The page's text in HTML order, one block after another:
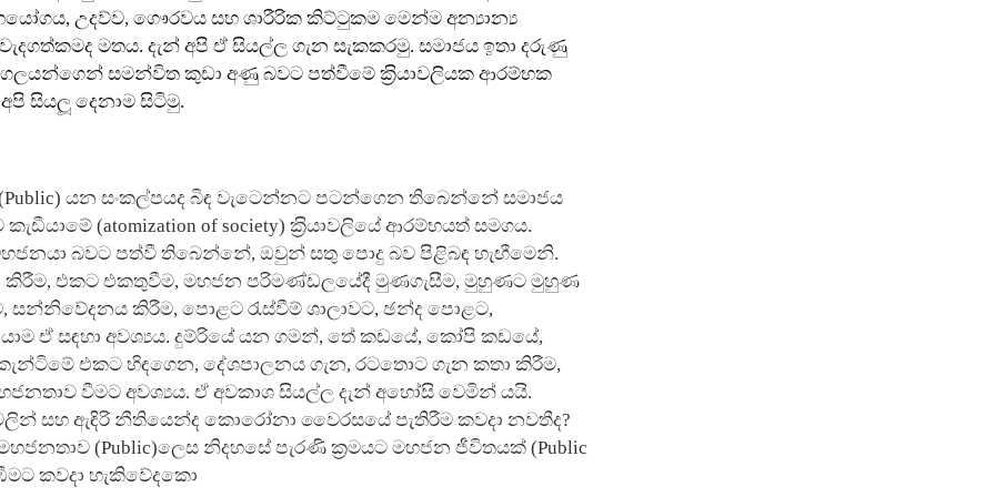
උදව්ව, ගෞරවය සහ ශාරීරික කිට්ටුකම මෙන්ම අන්‍යාන්‍ය
වැදගත්කමද මතය. දැන් අපි ඒ සියල්ල ගැන සැකකරමු. සමාජය ඉතා දරුණු
සමන්විත කුඩා අණු බවට පත්වීමේ ක‍්‍රියාවලියක ආරම්භක
සියලූ දෙනාම සිටිමු.
(Public) යන සංකල්පයද බිඳ වැටෙන්නට පටන්ගෙන තිබෙන්නේ සමාජය
කැඩීයාමේ (atomization of society) ක‍්‍රියාවලියේ ආරම්භයත් සමගය.
බවට පත්වී තිබෙන්නේ, ඔවුන් සතු පොදු බව පිළිබඳ හැඟීමෙනි.
කිරීම, එකට එකතුවීම, මහජන පරිමණ්ඩලයේදී මුණගැසීම, මුහුණට මුහුණ
සන්නිවේදනය කිරීම, පොළට රැස්වීම් ශාලාවට, ඡන්ද පොළට,
ඒ සඳහා අවශ්‍යය. දුම්රියේ යන ගමන්, තේ කඩයේ, කෝපි කඩයේ,
එකට හිඳගෙන, දේශපාලනය ගැන, රටතොට ගැන කතා කිරීම,
වීමට අවශ්‍යය. ඒ අවකාශ සියල්ල දැන් අහෝසි වෙමින් යයි.
සහ ඇඳිරි නීතියෙන්ද කොරෝනා වෛරසයේ පැතිරීම කවදා නවතීද?
(Public)ලෙස නිදහසේ පැරණි ක‍්‍රමයට මහජන ජීවිතයක් (Public
කවදා හැකිවේදකො